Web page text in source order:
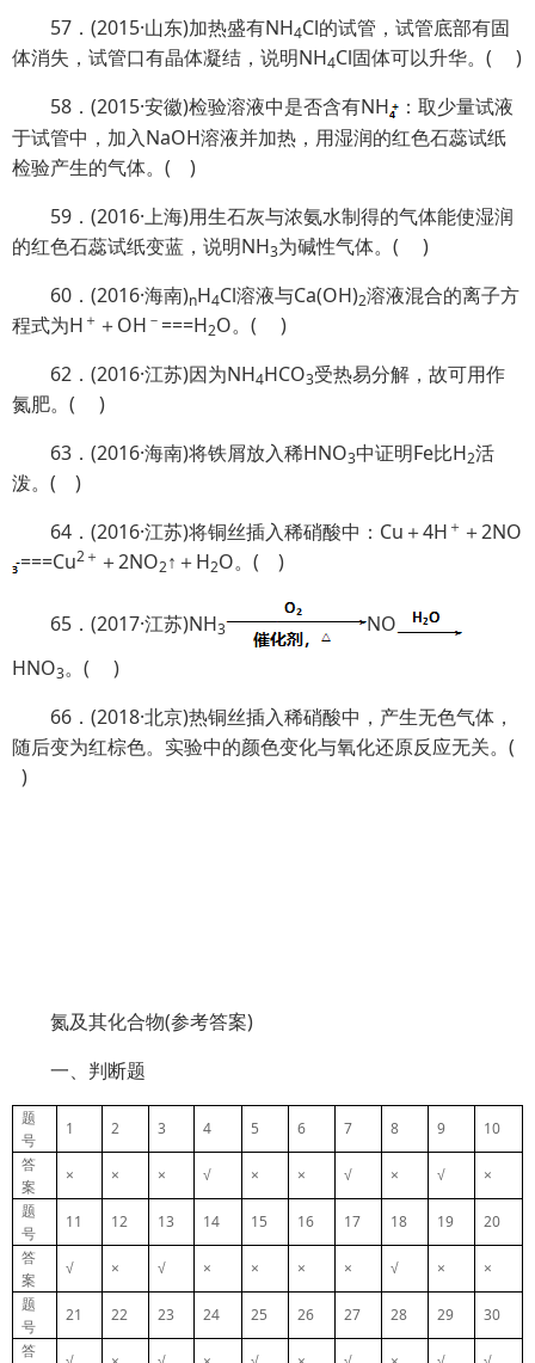
57．(2015·山东)加热盛有NH4Cl的试管，试管底部有固
体消失，试管口有晶体凝结，说明NH4Cl固体可以升华。( )
58．(2015·安徽)检验溶液中是否含有NH
：取少量试液
于试管中，加入NaOH溶液并加热，用湿润的红色石蕊试纸
检验产生的气体。( )
59．(2016·上海)用生石灰与浓氨水制得的气体能使湿润
的红色石蕊试纸变蓝，说明NH3为碱性气体。( )
60．(2016·海南)nH4Cl溶液与Ca(OH)2溶液混合的离子方
程式为H ＋ ＋OH － ===H2O。( )
62．(2016·江苏)因为NH4HCO3受热易分解，故可用作
氮肥。( )
63．(2016·海南)将铁屑放入稀HNO3中证明Fe比H2活
泼。( )
64．(2016·江苏)将铜丝插入稀硝酸中：Cu＋4H ＋ ＋2NO
===Cu2＋ ＋2NO2↑＋H2O。( )
65．(2017·江苏)NH3
NO
HNO3。( )
66．(2018·北京)热铜丝插入稀硝酸中，产生无色气体，
随后变为红棕色。实验中的颜色变化与氧化还原反应无关。(
)
氮及其化合物(参考答案)
一、判断题
题
号
1 2 3 4 5 6 7 8 9
10
答
案
× × × √ × × √ × √
×
题
号
11 12 13 14 15 16 17 18 19
20
答
案
√ × √ × × × × √ ×
×
题
号
21 22 23 24 25 26 27 28 29
30
答